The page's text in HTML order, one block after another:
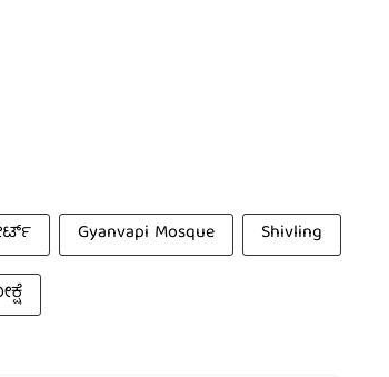
Gyanvapi Mosque
Shivling